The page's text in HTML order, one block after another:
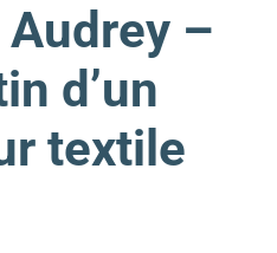
Audrey –
d’un
textile